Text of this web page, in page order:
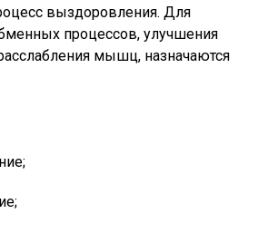
выздоровления. Для
процессов, улучшения
мышц, назначаются